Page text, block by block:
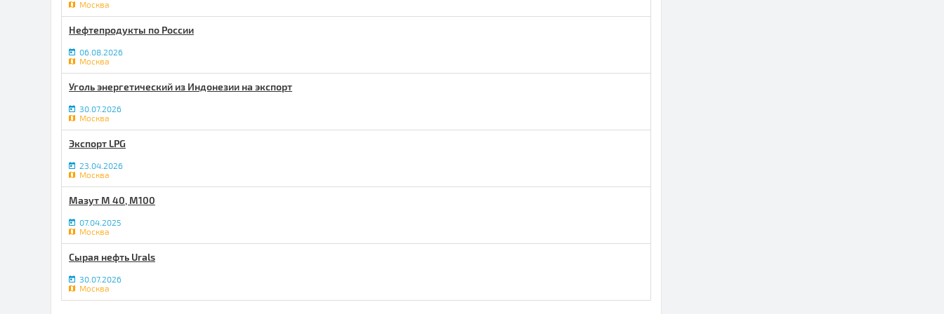
Москва
Нефтепродукты по России
06.08.2026
Москва
Уголь энергетический из Индонезии на экспорт
30.07.2026
Москва
Экспорт LPG
23.04.2026
Москва
Мазут М 40, М100
07.04.2025
Москва
Сырая нефть Urals
30.07.2026
Москва